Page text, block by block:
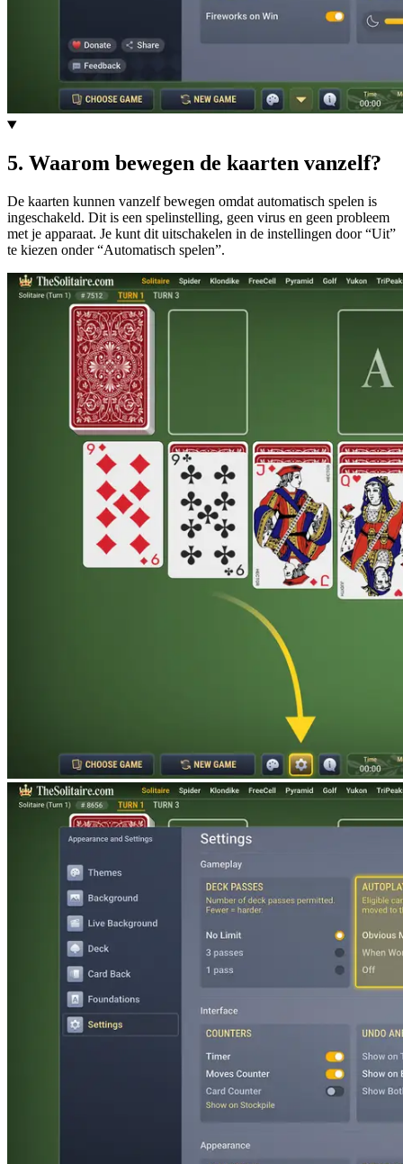
5. Waarom bewegen de kaarten vanzelf?
De kaarten kunnen vanzelf bewegen omdat automatisch spelen is
ingeschakeld. Dit is een spelinstelling, geen virus en geen probleem
met je apparaat. Je kunt dit uitschakelen in de instellingen door “Uit”
te kiezen onder “Automatisch spelen”.